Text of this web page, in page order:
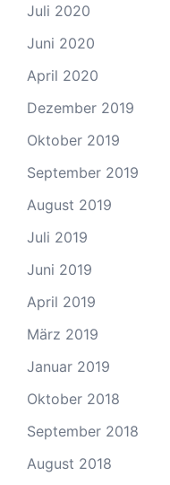
Juli 2020
Juni 2020
April 2020
Dezember 2019
Oktober 2019
September 2019
August 2019
Juli 2019
Juni 2019
April 2019
März 2019
Januar 2019
Oktober 2018
September 2018
August 2018